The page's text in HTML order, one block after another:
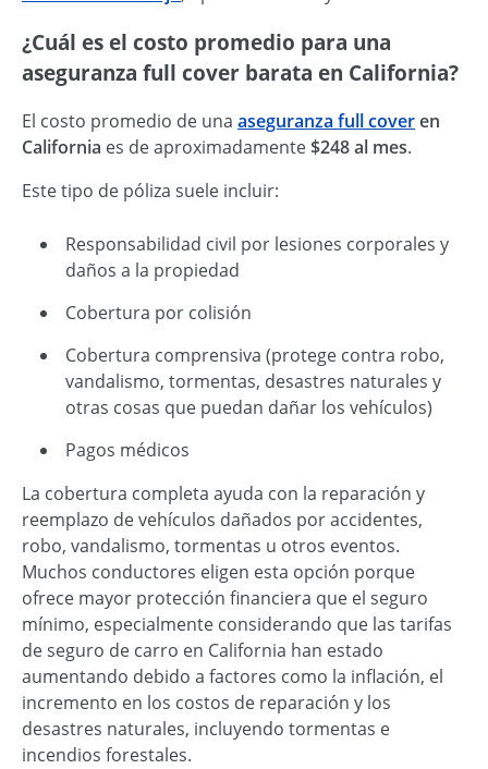
¿Cuál es el costo promedio para una
aseguranza full cover barata en California?
El costo promedio de una aseguranza full coveren
California es de aproximadamente$248 al mes.
Este tipo de póliza suele incluir:
Responsabilidad civil por lesiones corporales y
daños a la propiedad
Cobertura por colisión
Cobertura comprensiva (protege contra robo,
vandalismo, tormentas, desastres naturales y
otras cosas que puedan dañar los vehículos)
Pagos médicos
La cobertura completa ayuda con la reparación y
reemplazo de vehículos dañados por accidentes,
robo, vandalismo, tormentas u otros eventos.
Muchos conductores eligen esta opción porque
ofrece mayor protección financiera que el seguro
mínimo, especialmente considerando que las tarifas
de seguro de carro en California han estado
aumentando debido a factores como la inflación, el
incremento en los costos de reparación y los
desastres naturales, incluyendo tormentas e
incendios forestales.